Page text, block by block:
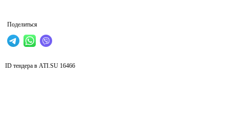
Поделиться
ID тендера в ATI.SU 16466